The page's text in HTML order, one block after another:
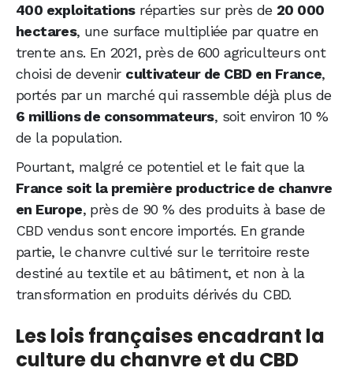
400 exploitationsréparties sur près de 20 000
hectares, une surface multipliée par quatre en
trente ans. En 2021, près de 600 agriculteurs ont
choisi de devenir cultivateur de CBD en France,
portés par un marché qui rassemble déjà plus de
6 millions de consommateurs, soit environ 10 %
de la population.
Pourtant, malgré ce potentiel et le fait que la
France soit la première productrice de chanvre
en Europe, près de 90 % des produits à base de
CBD vendus sont encore importés. En grande
partie, le chanvre cultivé sur le territoire reste
destiné au textile et au bâtiment, et non à la
transformation en produits dérivés du CBD.
Les lois françaises encadrant la
culture du chanvre et du CBD